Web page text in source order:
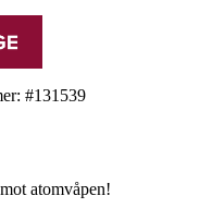
#131539
atomvåpen!